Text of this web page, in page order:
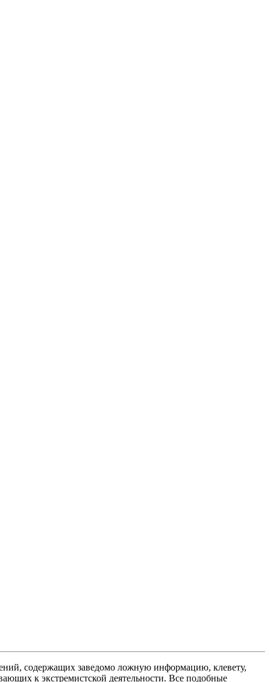
содержащих заведомо ложную информацию, клевету,
к экстремистской деятельности. Все подобные